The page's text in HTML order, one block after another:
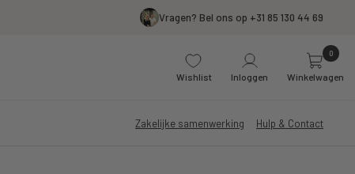
Vragen? Bel ons op +31 85 130 44 69
Wishlist Inloggen Winkelwagen
0
Zakelijke samenwerking Hulp & Contact